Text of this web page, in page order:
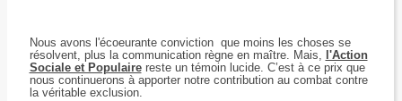
Nous avons l'écoeurante conviction que moins les choses se
résolvent, plus la communication règne en maître. Mais, l'Action
Sociale et Populairereste un témoin lucide. C’est à ce prix que
nous continuerons à apporter notre contribution au combat contre
la véritable exclusion.